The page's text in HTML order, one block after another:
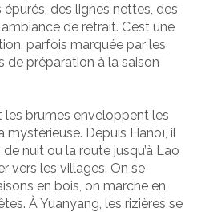
des lignes nettes, des
de retrait. C’est une
parfois marquée par les
de préparation à la saison
les brumes enveloppent les
mystérieuse. Depuis Hanoï, il
nuit ou la route jusqu’à Lao
vers les villages. On se
en bois, on marche en
À Yuanyang, les rizières se